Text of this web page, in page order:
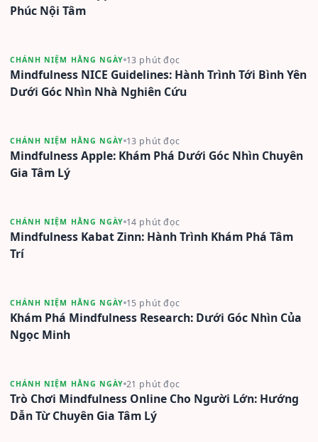
Phúc Nội Tâm
CHÁNH NIỆM HẰNG NGÀY 13 phút đọc
Mindfulness NICE Guidelines: Hành Trình Tới Bình Yên
Dưới Góc Nhìn Nhà Nghiên Cứu
CHÁNH NIỆM HẰNG NGÀY 13 phút đọc
Mindfulness Apple: Khám Phá Dưới Góc Nhìn Chuyên
Gia Tâm Lý
CHÁNH NIỆM HẰNG NGÀY 14 phút đọc
Mindfulness Kabat Zinn: Hành Trình Khám Phá Tâm
Trí
CHÁNH NIỆM HẰNG NGÀY 15 phút đọc
Khám Phá Mindfulness Research: Dưới Góc Nhìn Của
Ngọc Minh
CHÁNH NIỆM HẰNG NGÀY 21 phút đọc
Trò Chơi Mindfulness Online Cho Người Lớn: Hướng
Dẫn Từ Chuyên Gia Tâm Lý